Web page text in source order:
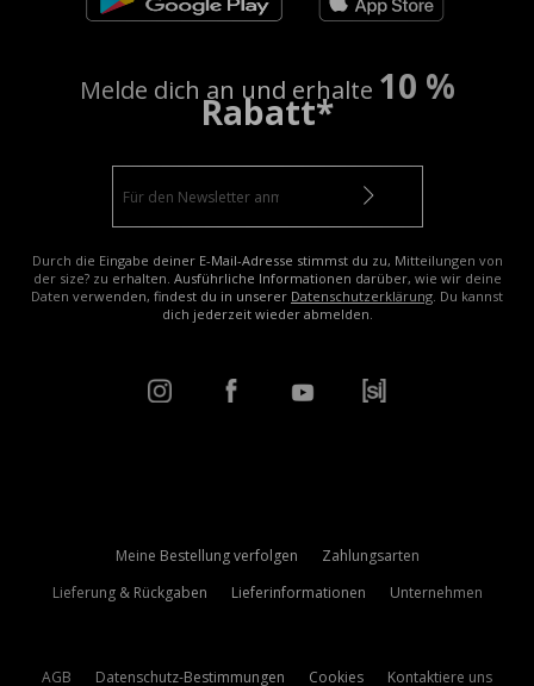
Melde dich an und erhalte 10 %
Rabatt*
Durch die Eingabe deiner E-Mail-Adresse stimmst du zu, Mitteilungen von
der size? zu erhalten. Ausführliche Informationen darüber, wie wir deine
Daten verwenden, findest du in unserer Datenschutzerklärung. Du kannst
dich jederzeit wieder abmelden.
Meine Bestellung verfolgen
Zahlungsarten
Lieferung & Rückgaben
Lieferinformationen Unternehmen
AGB Datenschutz-Bestimmungen Cookies
Kontaktiere uns